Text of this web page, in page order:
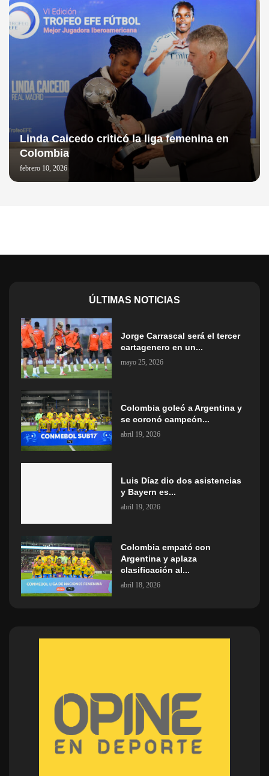
Linda Caicedo criticó la liga femenina en
Colombia
febrero 10, 2026
ÚLTIMAS NOTICIAS
Jorge Carrascal será el tercer
cartagenero en un...
mayo 25, 2026
Colombia goleó a Argentina y
se coronó campeón...
abril 19, 2026
Luis Díaz dio dos asistencias
y Bayern es...
abril 19, 2026
Colombia empató con
Argentina y aplaza
clasificación al...
abril 18, 2026